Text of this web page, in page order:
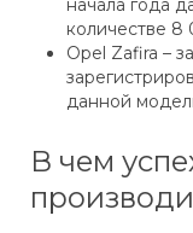
начала года
количестве
Opel Zafira –
данной
В чем